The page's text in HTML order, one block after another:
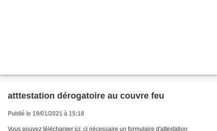
atttestation dérogatoire au couvre feu
Publié le 19/01/2021 à 15:18
Vous pouvez télécharger ici, ci nécessaire un formulaire d'attestation